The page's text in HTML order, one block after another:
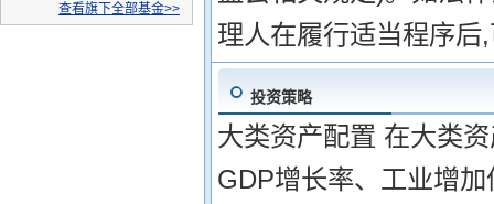
查看旗下全部基金>>
理人在履行适当程序
投资策略
大类资产配置 在大类
GDP增长率、工业增